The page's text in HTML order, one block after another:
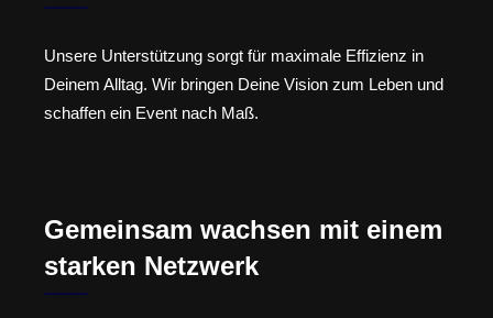
Unsere Unterstützung sorgt für maximale Effizienz in
Deinem Alltag. Wir bringen Deine Vision zum Leben und
schaffen ein Event nach Maß.
Gemeinsam wachsen mit einem
starken Netzwerk